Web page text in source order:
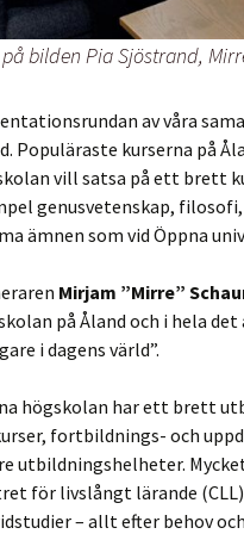
på bilden Pia Sjöstrand,
av våra
Populäraste kurserna på
vill satsa på ett brett
genusvetenskap,
ämnen som vid Öppna
Mirjam ”Mirre”
på Åland och i hela
i dagens värld”.
högskolan har ett brett
fortbildnings- och
utbildningshelheter.
för livslångt lärande
– allt efter behov